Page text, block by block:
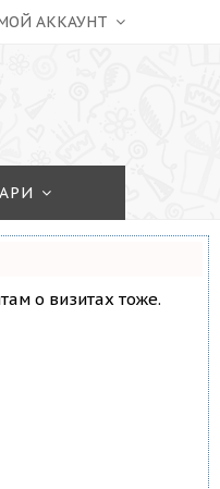
АККАУНТ
о визитах тоже.